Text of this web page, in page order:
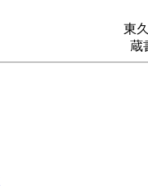
東
蔵